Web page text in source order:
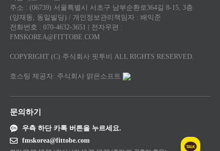
주소 : (06739) 서울특별시 서초구 남부순환로364길 8-15, 3층
(양재동, 동일빌딩) / 개인정보관리책임자 : 배익준
전화번호 : 070-4632-3651 | 전자우편 :
FMSKOREA@FITTOBE.COM
COPYRIGHT (C) 주식회사 핏투비 ALL RIGHTS RESERVED.
호스팅 제공자: 주식회사 맑은소프트
문의하기
우측 하단 카톡 버튼을 누르세요.
fmskorea@fittobe.com